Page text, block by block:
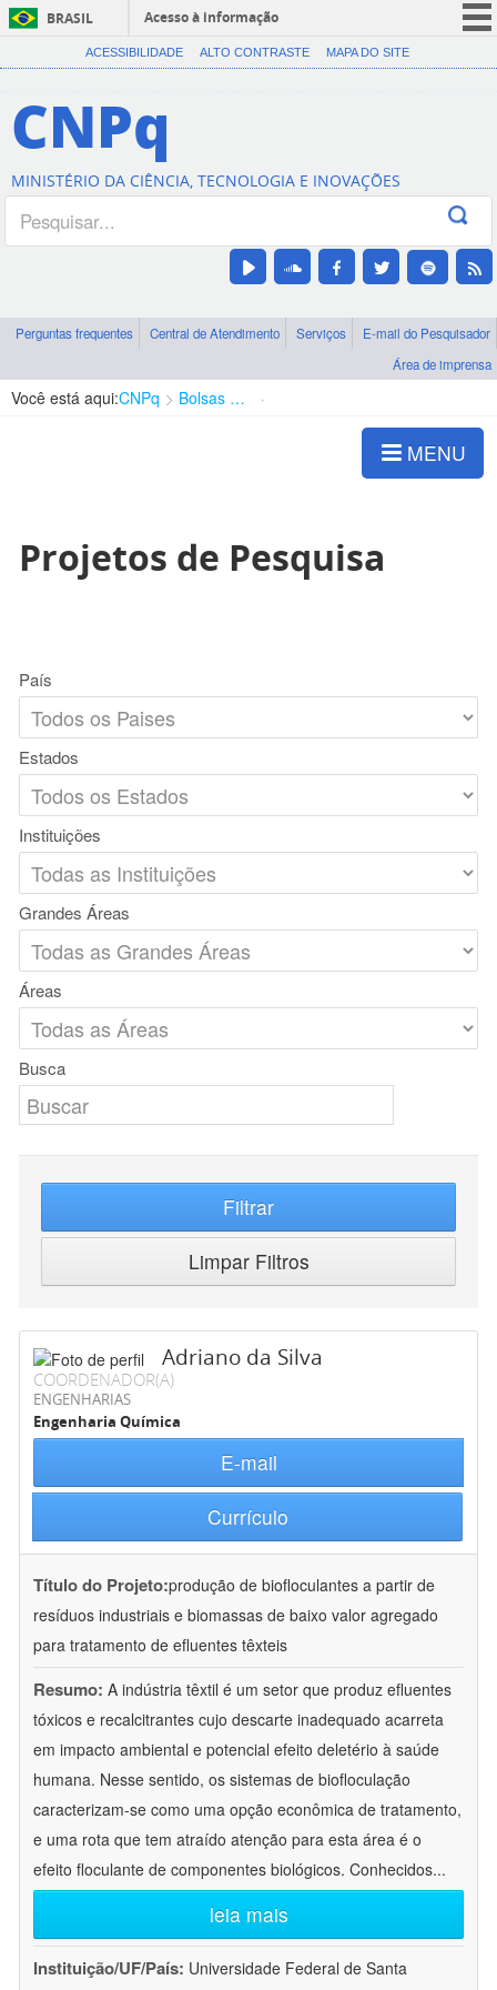
BRASIL
Acesso à informação
CORONAVÍRUS (COVID-19)
Canais
ACESSIBILIDADE ALTO CONTRASTE MAPA DO SITE
CNPq
MINISTÉRIO DA CIÊNCIA, TECNOLOGIA E INOVAÇÕES
Perguntas frequentes Central de Atendimento Serviços
E-mail do Pesquisador
Área de imprensa
Você está aqui:CNPq Bolsas e Auxílios Vigentes
MENU
Projetos de Pesquisa
País
Estados
Instituições
Grandes Áreas
Áreas
Busca
Filtrar
Limpar Filtros
Adriano da Silva
COORDENADOR(A)
ENGENHARIAS
Engenharia Química
E-mail
Currículo
Título do Projeto:produção de biofloculantes a partir de
resíduos industriais e biomassas de baixo valor agregado
para tratamento de efluentes têxteis
Resumo: A indústria têxtil é um setor que produz efluentes
tóxicos e recalcitrantes cujo descarte inadequado acarreta
em impacto ambiental e potencial efeito deletério à saúde
humana. Nesse sentido, os sistemas de biofloculação
caracterizam-se como uma opção econômica de tratamento,
e uma rota que tem atraído atenção para esta área é o
efeito floculante de componentes biológicos. Conhecidos...
leia mais
Instituição/UF/País: Universidade Federal de Santa